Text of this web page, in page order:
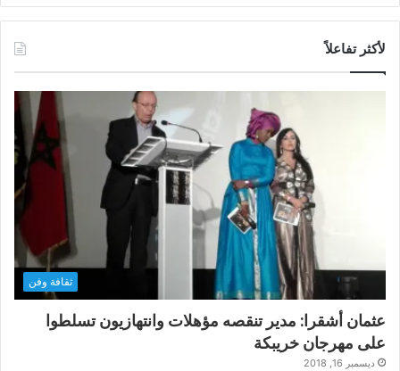
لأكثر تفاعلاً
ثقافة وفن
عثمان أشقرا: مدير تنقصه مؤهلات وانتهازيون تسلطوا
على مهرجان خريبكة
ديسمبر 16, 2018